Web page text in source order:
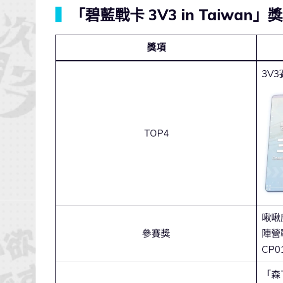
「碧藍戰卡 3V3 in Taiwan」
獎項
TOP4
3V3
參賽獎
啾
陣
「